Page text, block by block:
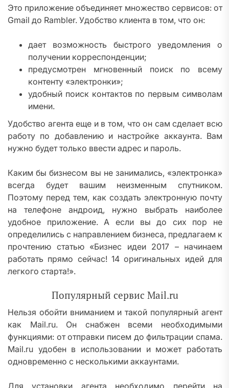
Это приложение объединяет множество сервисов: от
Gmail до Rambler. Удобство клиента в том, что он:
дает возможность быстрого уведомления о
получении корреспонденции;
предусмотрен мгновенный поиск по всему
контенту «электронки»;
удобный поиск контактов по первым символам
имени.
Удобство агента еще и в том, что он сам сделает всю
работу по добавлению и настройке аккаунта. Вам
нужно будет только ввести адрес и пароль.
Каким бы бизнесом вы не занимались, «электронка»
всегда будет вашим неизменным спутником.
Поэтому перед тем, как создать электронную почту
на телефоне андроид, нужно выбрать наиболее
удобное приложение. А если вы до сих пор не
определились с направлением бизнеса, предлагаем к
прочтению статью «Бизнес идеи 2017 – начинаем
работать прямо сейчас! 14 оригинальных идей для
легкого старта!».
Популярный сервис Mail.ru
Нельзя обойти вниманием и такой популярный агент
как Mail.ru. Он снабжен всеми необходимыми
функциями: от отправки писем до фильтрации спама.
Mail.ru удобен в использовании и может работать
одновременно с несколькими аккаунтами.
Для установки агента необходимо перейти на